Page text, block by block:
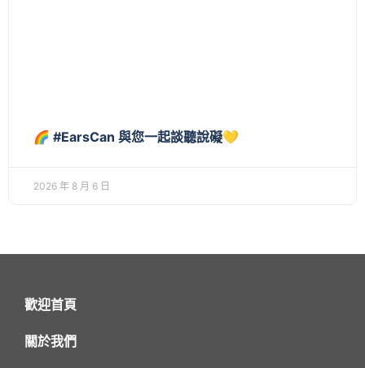
🌈 #EarsCan 與您一起談聽說礙💛
2026 年 8 月 6 日
歡迎首頁
關於我們